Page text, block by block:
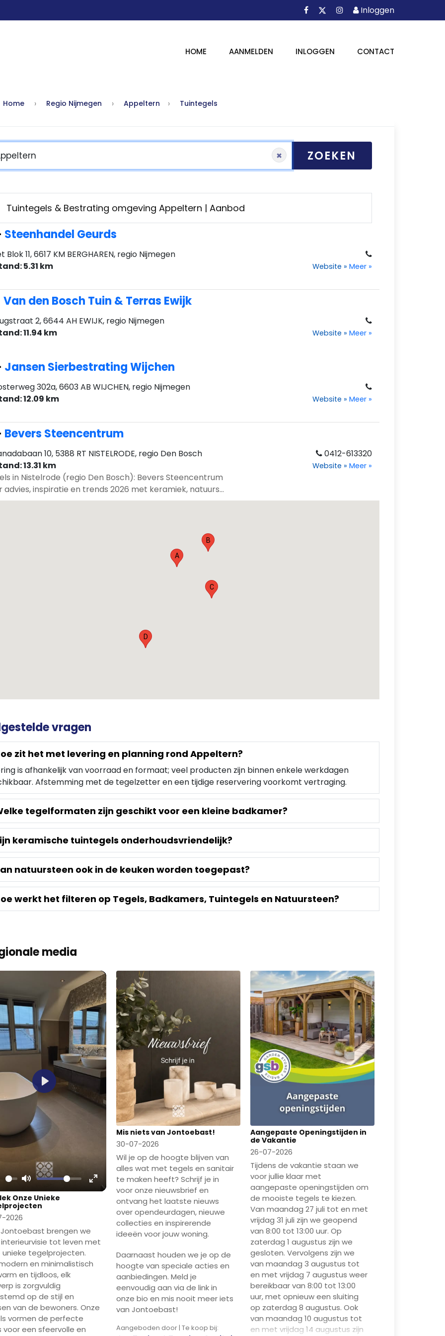
FacebookInstagram
Inloggen
Inloggen
HOME AANMELDEN INLOGGEN CONTACT
Home Regio Nijmegen Appeltern Tuintegels
× ZOEKEN
Tuintegels & Bestrating omgeving Appeltern | Aanbod
Steenhandel Geurds
Blok 11, 6617 KM BERGHAREN, regio Nijmegen
5.31 km
Website » Meer »
Van den Bosch Tuin & Terras Ewijk
2, 6644 AH EWIJK, regio Nijmegen
11.94 km
Website » Meer »
Jansen Sierbestrating Wijchen
302a, 6603 AB WIJCHEN, regio Nijmegen
12.09 km
Website » Meer »
Bevers Steencentrum
10, 5388 RT NISTELRODE, regio Den Bosch
13.31 km
in Nistelrode (regio Den Bosch): Bevers Steencentrum
advies, inspiratie en trends 2026 met keramiek, natuurs...
0412-613320
Website » Meer »
A
B
C
D
vragen
zit het met levering en planning rond Appeltern?
is afhankelijk van voorraad en formaat; veel producten zijn binnen enkele werkdagen
Afstemming met de tegelzetter en een tijdige reservering voorkomt vertraging.
tegelformaten zijn geschikt voor een kleine badkamer?
keramische tuintegels onderhoudsvriendelijk?
natuursteen ook in de keuken worden toegepast?
werkt het filteren op Tegels, Badkamers, Tuintegels en Natuursteen?
media
Mute
Enter
fullscreen
Play
Onze Unieke
2026
brengen we
tot leven met
unieke tegelprojecten.
en minimalistisch
en tijdloos, elk
is zorgvuldig
op de stijl en
van de bewoners. Onze
vormen de perfecte
voor een sfeervolle en
Mis niets van Jontoebast!
30-07-2026
Wil je op de hoogte blijven van
alles wat met tegels en sanitair
te maken heeft? Schrijf je in
voor onze nieuwsbrief en
ontvang het laatste nieuws
over opendeurdagen, nieuwe
collecties en inspirerende
ideeën voor jouw woning.
Daarnaast houden we je op de
hoogte van speciale acties en
aanbiedingen. Meld je
eenvoudig aan via de link in
onze bio en mis nooit meer iets
van Jontoebast!
Aangeboden door | Te koop bij:
Aangepaste Openingstijden in
de Vakantie
26-07-2026
Tijdens de vakantie staan we
voor jullie klaar met
aangepaste openingstijden om
de mooiste tegels te kiezen.
Van maandag 27 juli tot en met
vrijdag 31 juli zijn we geopend
van 8:00 tot 13:00 uur. Op
zaterdag 1 augustus zijn we
gesloten. Vervolgens zijn we
van maandag 3 augustus tot
en met vrijdag 7 augustus weer
bereikbaar van 8:00 tot 13:00
uur, met opnieuw een sluiting
op zaterdag 8 augustus. Ook
van maandag 10 augustus tot
en met vrijdag 14 augustus zijn